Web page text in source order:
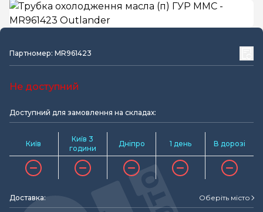
Партномер: MR961423
Не доступний
Доступний для замовлення на складах:
Київ
Київ 3
години
Дніпро 1 день В дорозі
Доставка: Оберіть місто